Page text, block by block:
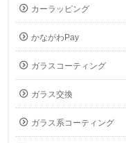
カーラッピング
かながわPay
ガラスコーティング
ガラス交換
ガラス系コーティング